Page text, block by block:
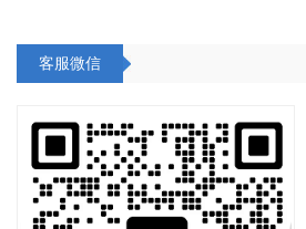
客服微信